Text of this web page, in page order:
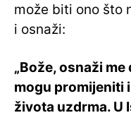
može biti ono što
i osnaži:
„Bože, osnaži
mogu promijeniti
života uzdrma. U